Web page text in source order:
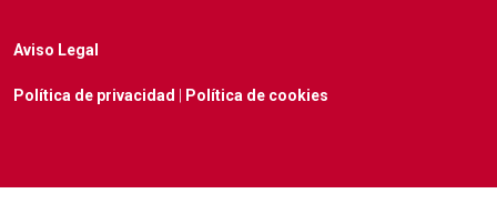
Aviso Legal
Política de privacidad Política de cookies